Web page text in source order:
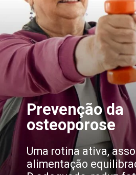
Uma rotina ativa,
alimentação
Prevenção da
osteoporose